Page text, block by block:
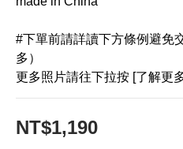
#下單前請詳讀下方條例避免
多）
更多照片請往下拉按 [了解更
NT$1,190